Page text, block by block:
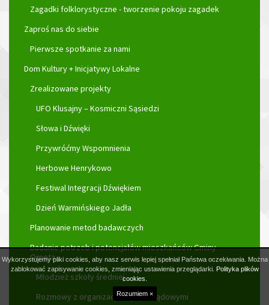
Zagadki folklorystyczne - tworzenie pokoju zagadek
Zaproś nas do siebie
Pierwsze spotkanie za nami
Dom Kultury + Inicjatywy Lokalne
Zrealizowane projekty
UFO Klusajny – Kosmiczni Sąsiedzi
Słowa i Dźwięki
Przywróćmy Wspomnienia
Herbowe Henrykowo
Festiwal Integracji Dźwiękiem
Dzień Warmińskiego Jadła
Planowanie metod badawczych
Badanie potrzeb i potencjałów mieszkańców Gminy
Orneta
Młodzież szkoły średniej
Rozmowy z organizacjami pozarządowymi
Wykorzystujemy pliki cookies, aby nasz serwis lepiej spełniał Państwa oczekiwania. Można
zablokować zapisywanie cookies, zmieniając ustawienia przeglądarki. Polityka plików
cookies.
Rozumiem ×